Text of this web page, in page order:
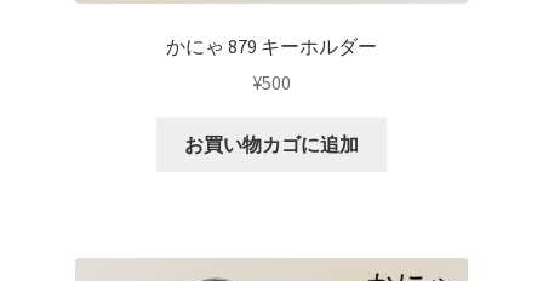
かにゃ 879 キーホルダー
¥500
お買い物カゴに追加